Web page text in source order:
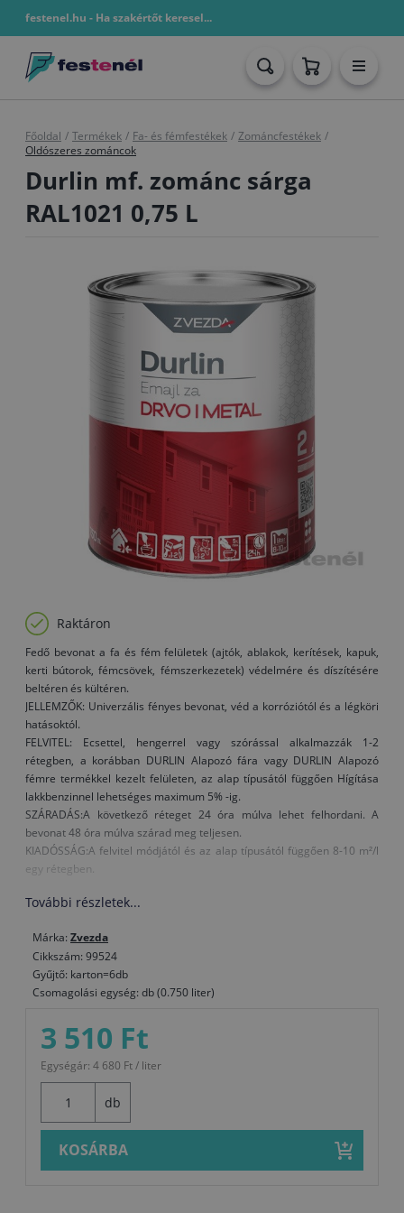
festenel.hu - Ha szakértőt keresel...
Főoldal / Termékek / Fa- és fémfestékek / Zománcfestékek /
Oldószeres zománcok
Durlin mf. zománc sárga
RAL1021 0,75 L
Raktáron
Fedő bevonat a fa és fém felületek (ajtók, ablakok, kerítések, kapuk,
kerti bútorok, fémcsövek, fémszerkezetek) védelmére és díszítésére
beltéren és kültéren.
JELLEMZŐK: Univerzális fényes bevonat, véd a korróziótól és a légköri
hatásoktól.
FELVITEL: Ecsettel, hengerrel vagy szórással alkalmazzák 1-2
rétegben, a korábban DURLIN Alapozó fára vagy DURLIN Alapozó
fémre termékkel kezelt felületen, az alap típusától függően Hígítása
lakkbenzinnel lehetséges maximum 5% -ig.
SZÁRADÁS:A következő réteget 24 óra múlva lehet felhordani. A
bevonat 48 óra múlva szárad meg teljesen.
KIADÓSSÁG:A felvitel módjától és az alap típusától függően 8-10 m²/l
egy rétegben.
További részletek...
Márka: Zvezda
Cikkszám: 99524
Gyűjtő: karton=6db
Csomagolási egység: db (0.750 liter)
3 510 Ft
Egységár: 4 680 Ft / liter
db
KOSÁRBA